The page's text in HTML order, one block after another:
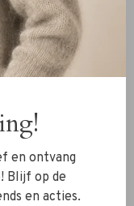
en ontvang
Blijf op de
en acties.